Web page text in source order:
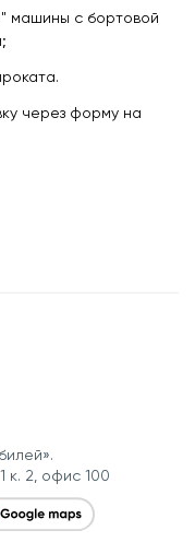
машины с бортовой
через форму на
к. 2, офис 100